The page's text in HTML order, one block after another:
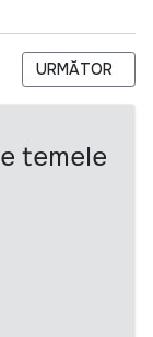
CCF
ARTICOLUL
URMĂTOR
temele